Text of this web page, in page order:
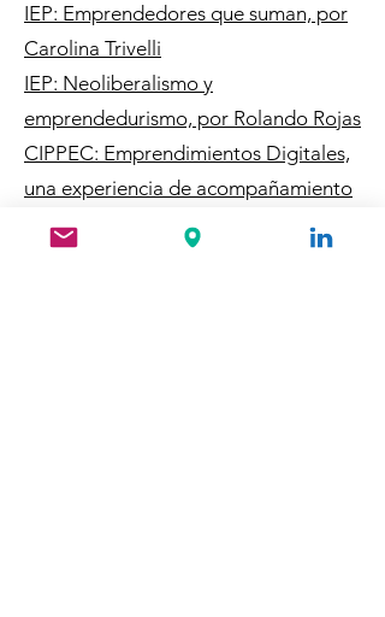
IEP: Emprendedores que suman, por
Carolina Trivelli
IEP: Neoliberalismo y
emprendedurismo, por Rolando Rojas
CIPPEC: Emprendimientos Digitales,
una experiencia de acompañamiento
en ciudades argentinas